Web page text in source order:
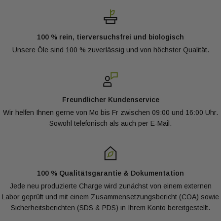
Toegang tot alle Productinformatie
ONTVANG NU
Da wir viel mit biologischen Produkten arbeiten, unterliegen wir
auch externen Kontrollen in unserem Unternehmen.
Professionalität und Qualität sind daher bei Oliemeesters eine
Voraussetzung.
Haben Sie weitere Fragen zur Qualität? Zögern Sie nicht,
uns zu fragen. Schauen Sie auf unserer FAQ-Seite nach,
rufen Sie uns an oder schreiben Sie eine E-Mail an
Kwaliteit@groothandelolie.nl
100 % rein, tierversuchsfrei und biologisch
Unsere Öle sind 100 % zuverlässig und von höchster Qualität.
Freundlicher Kundenservice
Wir helfen Ihnen gerne von Mo bis Fr zwischen 09:00 und 16:00 Uhr.
Sowohl telefonisch als auch per E-Mail.
100 % Qualitätsgarantie & Dokumentation
Jede neu produzierte Charge wird zunächst von einem externen
Labor geprüft und mit einem Zusammensetzungsbericht (COA) sowie
Sicherheitsberichten (SDS & PDS) in Ihrem Konto bereitgestellt.